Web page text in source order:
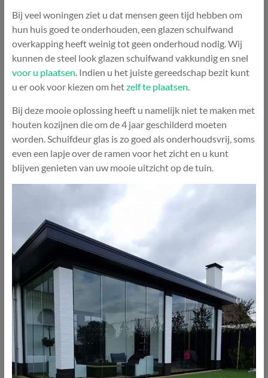
Bij veel woningen ziet u dat mensen geen tijd hebben om
hun huis goed te onderhouden, een glazen schuifwand
overkapping heeft weinig tot geen onderhoud nodig. Wij
kunnen de steel look glazen schuifwand vakkundig en snel
voor u plaatsen. Indien u het juiste gereedschap bezit kunt
u er ook voor kiezen om hetzelf te plaatsen.
Bij deze mooie oplossing heeft u namelijk niet te maken met
houten kozijnen die om de 4 jaar geschilderd moeten
worden. Schuifdeur glas is zo goed als onderhoudsvrij, soms
even een lapje over de ramen voor het zicht en u kunt
blijven genieten van uw mooie uitzicht op de tuin.